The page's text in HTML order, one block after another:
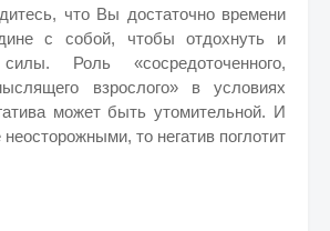
что Вы достаточно времени
с собой, чтобы отдохнуть и
силы. Роль «сосредоточенного,
взрослого» в условиях
может быть утомительной. И
то негатив поглотит